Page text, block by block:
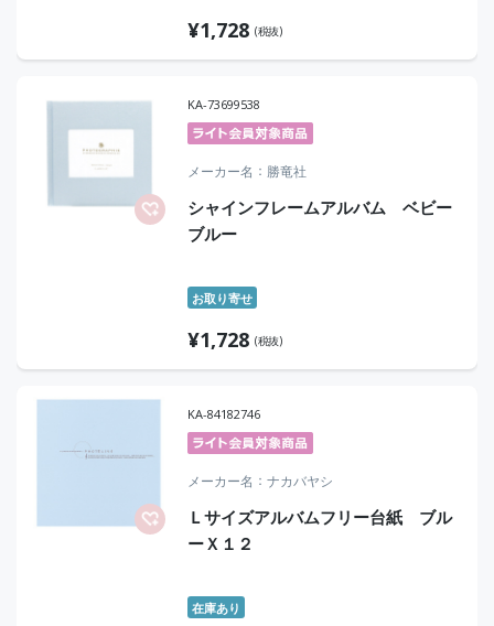
¥1,728 (税抜)
KA-73699538
メーカー名 勝竜社
シャインフレームアルバム ベビー
ブルー
お取り寄せ
¥1,728 (税抜)
KA-84182746
メーカー名 ナカバヤシ
Ｌサイズアルバムフリー台紙 ブル
ーＸ１２
在庫あり